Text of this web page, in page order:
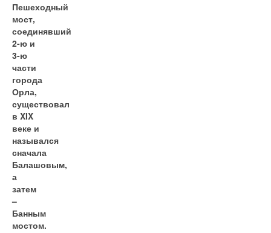
Пешеходный
мост,
соединявший
2-ю и
3-ю
части
города
Орла,
существовал
в XIX
веке и
назывался
сначала
Балашовым,
а
затем
–
Банным
мостом.